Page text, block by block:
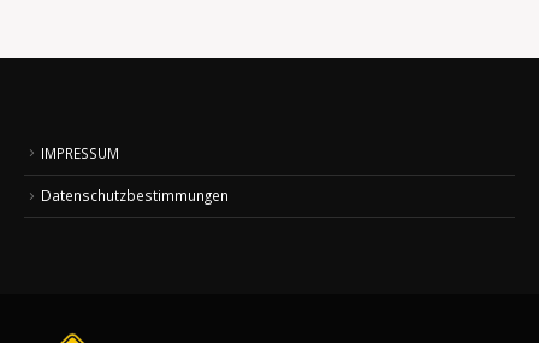
IMPRESSUM
Datenschutzbestimmungen